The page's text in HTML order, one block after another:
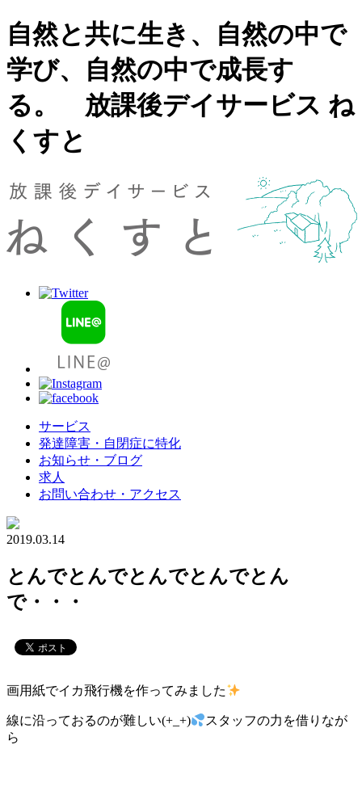
自然と共に生き、自然の中で
学び、自然の中で成長す
る。 放課後デイサービス ね
くすと
サービス
発達障害・自閉症に特化
お知らせ・ブログ
求人
お問い合わせ・アクセス
2019.03.14
とんでとんでとんでとんでとん
で・・・
画用紙でイカ飛行機を作ってみました
線に沿っておるのが難しい(+_+)
スタッフの力を借りなが
ら